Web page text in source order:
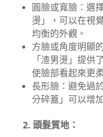
圓臉或寬臉：選
燙」，可以在視
均衡的外觀。
方臉或角度明顯
「渣男燙」提供
使臉部看起來更
長形臉：避免過
分碎蓋」可以增
2. 頭髮質地：